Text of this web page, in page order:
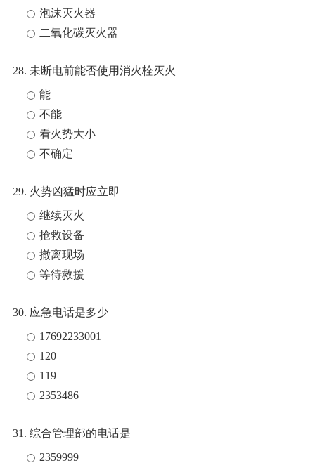
泡沫灭火器
二氧化碳灭火器
28. 未断电前能否使用消火栓灭火
能
不能
看火势大小
不确定
29. 火势凶猛时应立即
继续灭火
抢救设备
撤离现场
等待救援
30. 应急电话是多少
17692233001
120
119
2353486
31. 综合管理部的电话是
2359999